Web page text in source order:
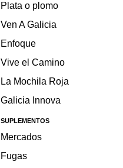
Plata o plomo
Ven A Galicia
Enfoque
Vive el Camino
La Mochila Roja
Galicia Innova
SUPLEMENTOS
Mercados
Fugas